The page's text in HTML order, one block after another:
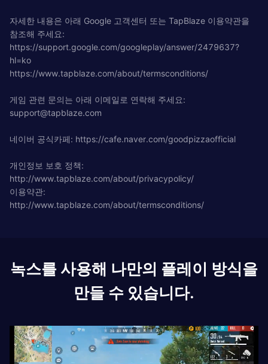
자세한 내용은 아래 Google 고객센터 또는 TapBlaze 이용약관을
참조해 주세요:
https://support.google.com/googleplay/answer/2479637?
hl=ko
https://www.tapblaze.com/about/termsconditions/
게임 관련 문의는 아래 이메일로 연락해 주세요:
support@tapblaze.com
네이버 공식카페: https://cafe.naver.com/goodpizzaofficial
개인정보 보호 정책:
http://www.tapblaze.com/about/privacypolicy/
이용약관:
http://www.tapblaze.com/about/termsconditions/
녹스를 사용해 나만의 플레이 방식을
만들 수 있습니다.